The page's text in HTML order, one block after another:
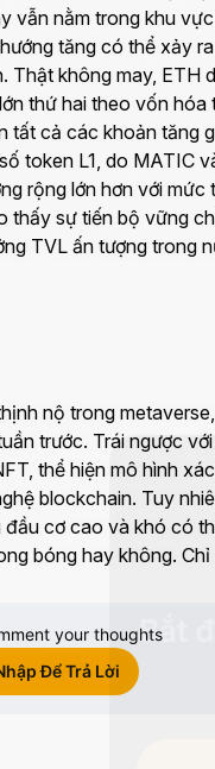
vẫn nằm trong khu
tăng có thể xảy
Thật không may, ETH
thứ hai theo vốn hóa
cả các khoản tăng
token L1, do MATIC
rộng lớn hơn với mức
thấy sự tiến bộ vững
TVL ấn tượng trong
nộ trong
trước. Trái ngược
thể hiện mô hình
blockchain. Tuy
cơ cao và khó có
bóng hay không. Chỉ
your thoughts
Để Trả Lời
Bắt